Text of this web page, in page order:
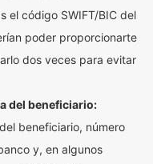
el código SWIFT/BIC del
poder proporcionarte
dos veces para evitar
del beneficiario:
beneficiario, número
y, en algunos